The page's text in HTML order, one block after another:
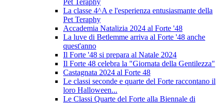
Pet Teraphy
La classe 4^A e l'esperienza entusiasmante della
Pet Teraphy
Accademia Natalizia 2024 al Forte '48
La luve di Betlemme arriva al Forte '48 anche
quest'anno
Il Forte '48 si prepara al Natale 2024
Il Forte 48 celebra la "Giornata della Gentilezza"
Castagnata 2024 al Forte 48
Le classi seconde e quarte del Forte raccontano il
loro Halloween...
Le Classi Quarte del Forte alla Biennale di